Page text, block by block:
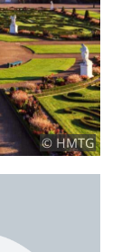
© HMTG